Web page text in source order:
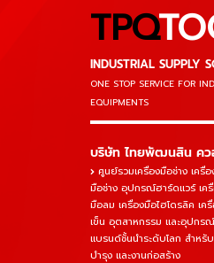
TPQ
INDUSTRIAL SUPPLY
ONE STOP SERVICE FOR
EQUIPMENTS
บริษัท ไทยพัฒนสิน ค
ศูนย์รวมเครื่องมือช่าง เครื่
มือช่าง อุปกรณ์ฮาร์ดแวร์ เค
มือลม เครื่องมือไฮโดรลิค เค
เข็น อุตสาหกรรม และอุปกรณ์
แบรนด์ชั้นนำระดับโลก สำหรั
บำรุง และงานก่อสร้าง